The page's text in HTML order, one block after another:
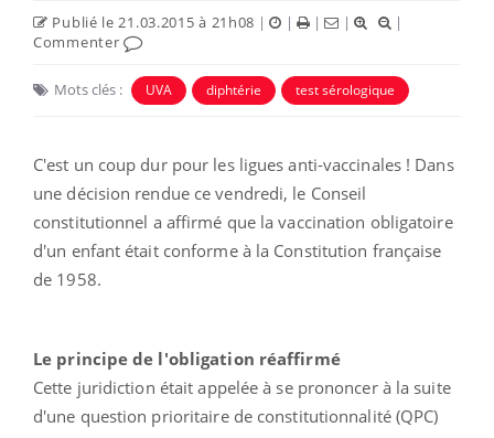
Publié le 21.03.2015 à 21h08 | | | |
|
Commenter
Mots clés : UVA diphtérie test sérologique
C'est un coup dur pour les ligues anti-vaccinales ! Dans
une décision rendue ce vendredi, le Conseil
constitutionnel a affirmé que la vaccination obligatoire
d'un enfant était conforme à la Constitution française
de 1958.
Le principe de l'obligation réaffirmé
Cette juridiction était appelée à se prononcer à la suite
d'une question prioritaire de constitutionnalité (QPC)